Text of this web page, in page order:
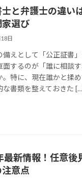
と弁護士の違い
選び
日
備えとして「公正証書
面するのが「誰に相談
。特に、現在誰かと揉
な書類を整えておきた
最新情報！任意後
意点